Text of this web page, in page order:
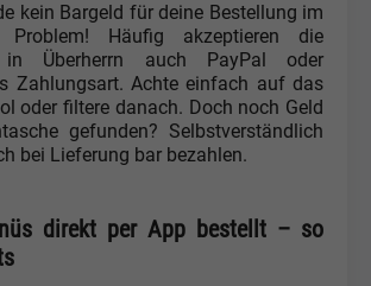
kein Bargeld für deine Bestellung im
Problem! Häufig akzeptieren die
in Überherrn auch PayPal oder
Zahlungsart. Achte einfach auf das
oder filtere danach. Doch noch Geld
gefunden? Selbstverständlich
bei Lieferung bar bezahlen.
direkt per App bestellt – so